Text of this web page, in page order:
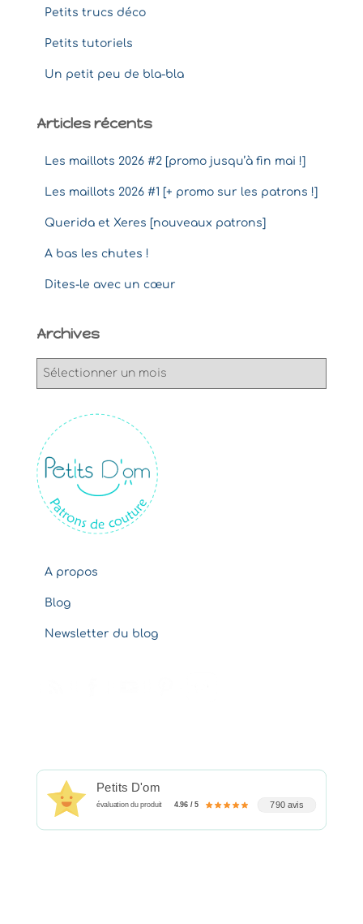
Petits trucs déco
Petits tutoriels
Un petit peu de bla-bla
Articles récents
Les maillots 2026 #2 [promo jusqu’à fin mai !]
Les maillots 2026 #1 [+ promo sur les patrons !]
Querida et Xeres [nouveaux patrons]
A bas les chutes !
Dites-le avec un cœur
Archives
v
e
s
A propos
Blog
Newsletter du blog
Petits D'om
évaluation du produit 4.96 / 5 790 avis